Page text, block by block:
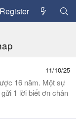
Register
11/10/25
16 năm. Một sự
1 lời biết ơn chân